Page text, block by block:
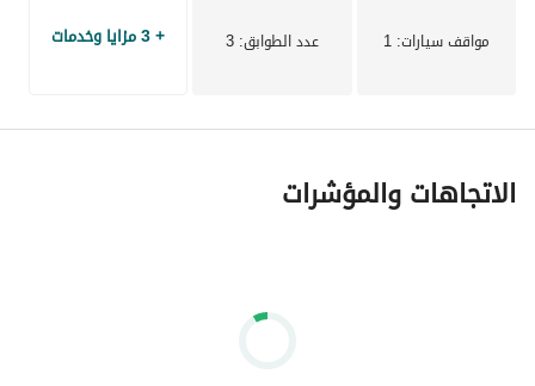
مواقف سيارات: 1 عدد الطوابق: 3 + 3 مزايا وخدمات
الاتجاهات والمؤشرات